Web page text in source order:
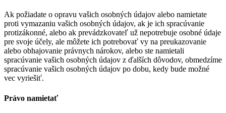
Ak požiadate o opravu vašich osobných údajov alebo namietate
proti vymazaniu vašich osobných údajov, ak je ich spracúvanie
protizákonné, alebo ak prevádzkovateľ už nepotrebuje osobné údaje
pre svoje účely, ale môžete ich potrebovať vy na preukazovanie
alebo obhajovanie právnych nárokov, alebo ste namietali
spracúvanie vašich osobných údajov z ďalších dôvodov, obmedzíme
spracúvanie vašich osobných údajov po dobu, kedy bude možné
vec vyriešiť.
Právo namietať